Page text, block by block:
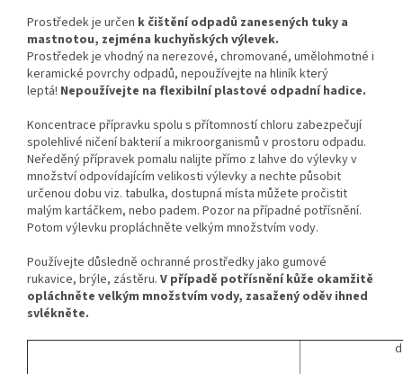
Prostředek je určen k čištění odpadů zanesených tuky a
mastnotou, zejména kuchyňských výlevek.
Prostředek je vhodný na nerezové, chromované, umělohmotné i
keramické povrchy odpadů, nepoužívejte na hliník který
leptá! Nepoužívejte na flexibilní plastové odpadní hadice.
Koncentrace přípravku spolu s přítomností chloru zabezpečují
spolehlivé ničení bakterií a mikroorganismů v prostoru odpadu.
Neředěný přípravek pomalu nalijte přímo z lahve do výlevky v
množství odpovídajícím velikosti výlevky a nechte působit
určenou dobu viz. tabulka, dostupná místa můžete pročistit
malým kartáčkem, nebo padem. Pozor na případné potřísnění.
Potom výlevku propláchněte velkým množstvím vody.
Používejte důsledně ochranné prostředky jako gumové
rukavice, brýle, zástěru. V případě potřísnění kůže okamžitě
opláchněte velkým množstvím vody, zasažený oděv ihned
svlékněte.